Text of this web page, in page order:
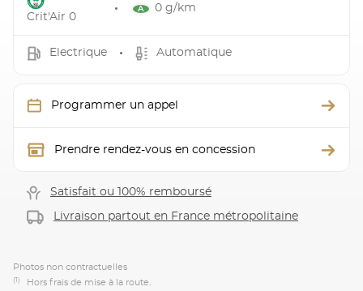
Crit'Air 0
0 g/km
Electrique Automatique
Programmer un appel
Prendre rendez-vous en concession
Satisfait ou 100% remboursé
Livraison partout en France métropolitaine
Photos non contractuelles
(1) Hors frais de mise à la route.